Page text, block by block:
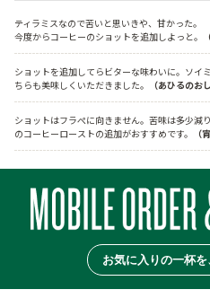
ティラミスなので苦いと思いきや、甘かった。
今度からコーヒーのショットを追加しよっと。
ショットを追加してらビターな味わいに。ソイ
ちらも美味しくいただきました。
（あひるのお
ショットはフラぺに向きません。苦味は多少減
のコーヒーローストの追加がおすすめです。
（
お気に入りの一杯